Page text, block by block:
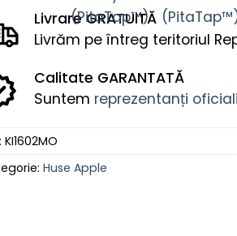
Livrare GRATUITĂ
Livrăm pe întreg teritoriul
Calitate GARANTATĂ
Suntem reprezentanți oficiali
KI1602MO
Huse Apple